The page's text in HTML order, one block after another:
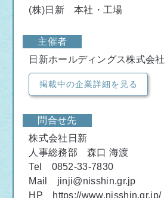
(株)日新 本社・工場
主催者
日新ホールディングス株式会社
掲載中の企業詳細を見る
問合せ先
株式会社日新
人事総務部 森口 海渡
Tel 0852-33-7830
Mail jinji@nisshin.gr.jp
HP https://www.nisshin.gr.jp/